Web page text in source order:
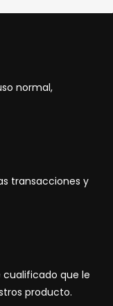
normal,
transacciones y
que le
producto.